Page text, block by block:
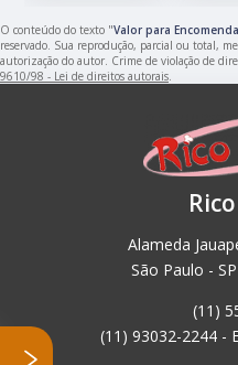
O conteúdo do texto "Valor para
reservado. Sua reprodução, parcial ou total,
autorização do autor. Crime de violação de
9610/98 - Lei de direitos autorais
Alameda
São Paulo -
(11)
(11) 93032-2244 -